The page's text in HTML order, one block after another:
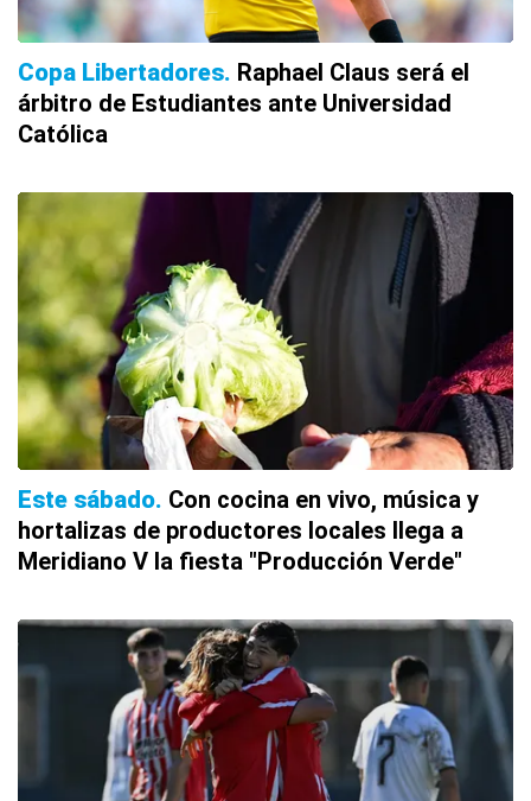
Copa Libertadores Raphael Claus será el
árbitro de Estudiantes ante Universidad
Católica
Este sábado Con cocina en vivo, música y
hortalizas de productores locales llega a
Meridiano V la fiesta "Producción Verde"